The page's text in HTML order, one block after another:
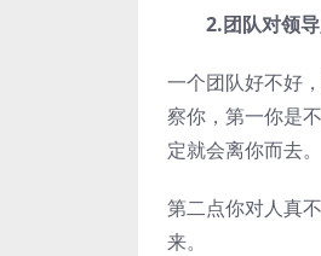
2.团队对领导
一个团队好不好
察你，第一你是
定就会离你而去。
第二点你对人真
来。